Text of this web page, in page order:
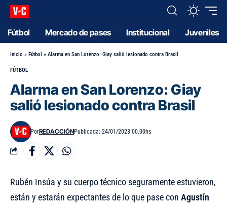
Fútbol Mercado de pases Institucional Juveniles
Inicio » Fútbol » Alarma en San Lorenzo: Giay salió lesionado contra Brasil
FÚTBOL
Alarma en San Lorenzo: Giay
salió lesionado contra Brasil
PorREDACCIÓNPublicada: 24/01/2023 00.00hs
Rubén Insúa y su cuerpo técnico seguramente estuvieron,
están y estarán expectantes de lo que pase con Agustín